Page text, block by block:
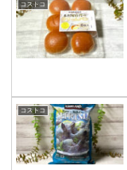
コストコ
コストコ